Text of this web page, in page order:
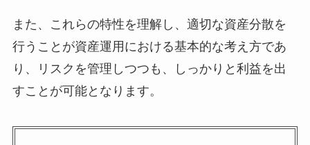
また、これらの特性を理解し、適切な資産分散を
行うことが資産運用における基本的な考え方であ
り、リスクを管理しつつも、しっかりと利益を出
すことが可能となります。